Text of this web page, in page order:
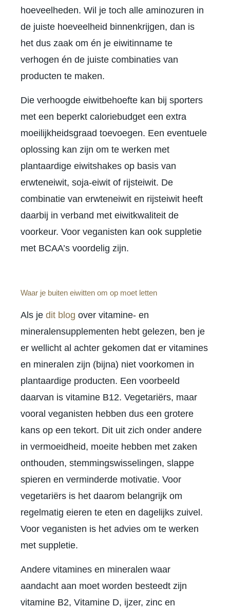
hoeveelheden. Wil je toch alle aminozuren in
de juiste hoeveelheid binnenkrijgen, dan is
het dus zaak om én je eiwitinname te
verhogen én de juiste combinaties van
producten te maken.
Die verhoogde eiwitbehoefte kan bij sporters
met een beperkt caloriebudget een extra
moeilijkheidsgraad toevoegen. Een eventuele
oplossing kan zijn om te werken met
plantaardige eiwitshakes op basis van
erwteneiwit, soja-eiwit of rijsteiwit. De
combinatie van erwteneiwit en rijsteiwit heeft
daarbij in verband met eiwitkwaliteit de
voorkeur. Voor veganisten kan ook suppletie
met BCAA’s voordelig zijn.
Waar je buiten eiwitten om op moet letten
Als je dit blog over vitamine- en
mineralensupplementen hebt gelezen, ben je
er wellicht al achter gekomen dat er vitamines
en mineralen zijn (bijna) niet voorkomen in
plantaardige producten. Een voorbeeld
daarvan is vitamine B12. Vegetariërs, maar
vooral veganisten hebben dus een grotere
kans op een tekort. Dit uit zich onder andere
in vermoeidheid, moeite hebben met zaken
onthouden, stemmingswisselingen, slappe
spieren en verminderde motivatie. Voor
vegetariërs is het daarom belangrijk om
regelmatig eieren te eten en dagelijks zuivel.
Voor veganisten is het advies om te werken
met suppletie.
Andere vitamines en mineralen waar
aandacht aan moet worden besteedt zijn
vitamine B2, Vitamine D, ijzer, zinc en